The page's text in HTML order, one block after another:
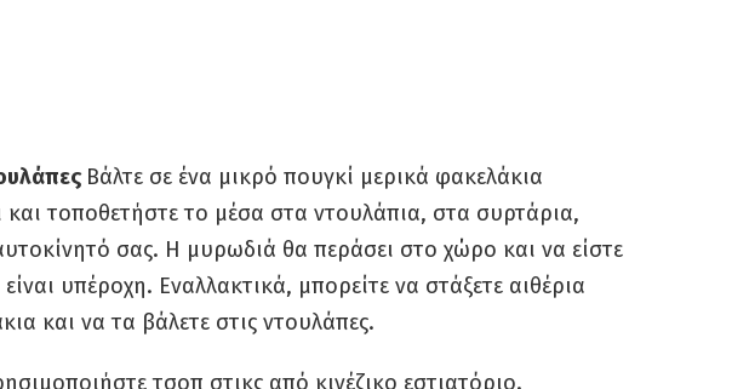
Βάλτε σε ένα μικρό πουγκί μερικά φακελάκια
τοποθετήστε το μέσα στα ντουλάπια, στα συρτάρια,
σας. Η μυρωδιά θα περάσει στο χώρο και να είστε
υπέροχη. Εναλλακτικά, μπορείτε να στάξετε αιθέρια
και να τα βάλετε στις ντουλάπες.
τσοπ στικς από κινέζικο εστιατόριο.